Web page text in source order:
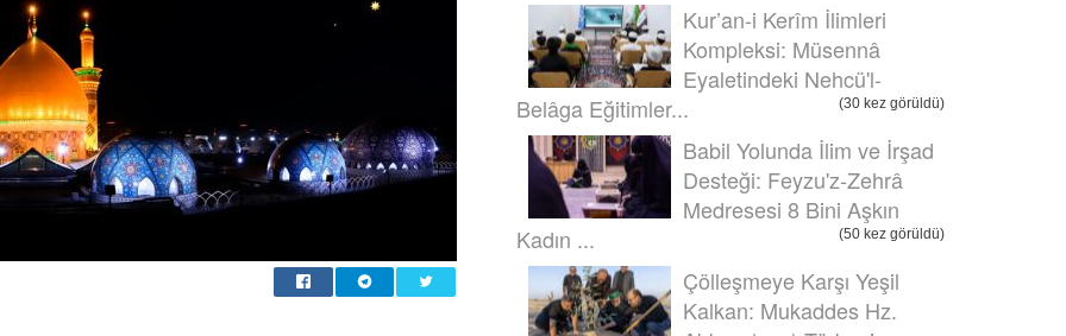
Kur’an-i Kerîm İlimleri
Kompleksi: Müsennâ
Eyaletindeki Nehcü'l-
Belâga Eğitimler...
(30 kez görüldü)
Babil Yolunda İlim ve İrşad
Desteği: Feyzu'z-Zehrâ
Medresesi 8 Bini Aşkın
Kadın ...
(50 kez görüldü)
Çölleşmeye Karşı Yeşil
Kalkan: Mukaddes Hz.